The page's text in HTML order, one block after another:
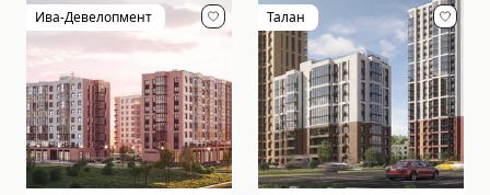
Ива-Девелопмент Талан